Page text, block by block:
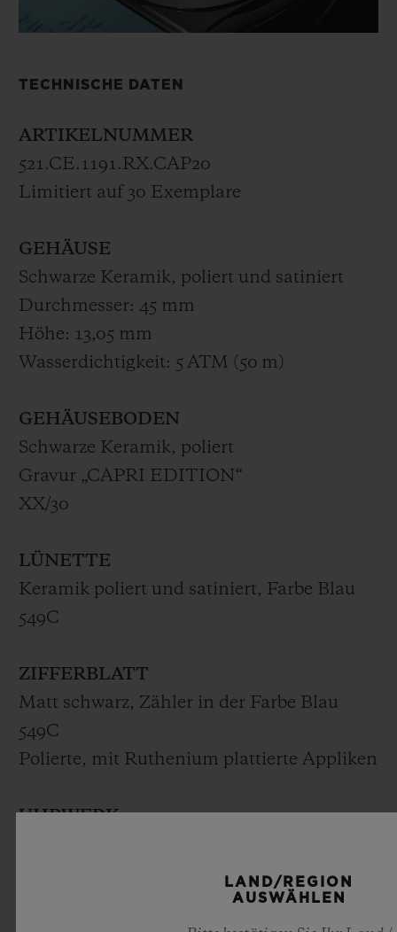
TECHNISCHE DATEN
ARTIKELNUMMER
521.CE.1191.RX.CAP20
Limitiert auf 30 Exemplare
GEHÄUSE
Schwarze Keramik, poliert und satiniert
Durchmesser: 45 mm
Höhe: 13,05 mm
Wasserdichtigkeit: 5 ATM (50 m)
GEHÄUSEBODEN
Schwarze Keramik, poliert
Gravur „CAPRI EDITION“
XX/30
LÜNETTE
Keramik poliert und satiniert, Farbe Blau
549C
ZIFFERBLATT
Matt schwarz, Zähler in der Farbe Blau
549C
Polierte, mit Ruthenium plattierte Appliken
UHRWERK
Chronographenwerk mit automatischem
LAND/REGION
AUSWÄHLEN